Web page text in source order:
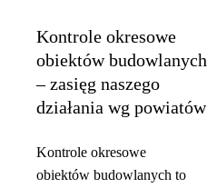
Kontrole okresowe
obiektów budowlanych
– zasięg naszego
działania wg powiatów
Kontrole okresowe
obiektów budowlanych to